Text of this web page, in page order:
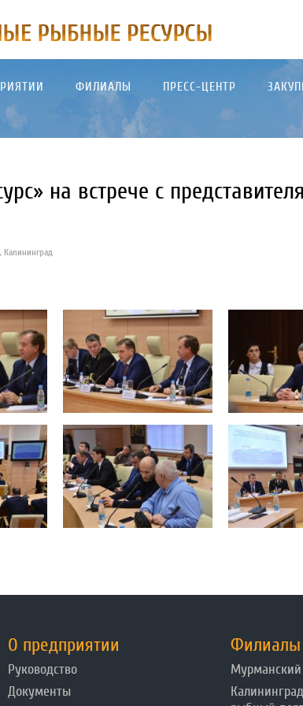
ФИЛИАЛЫ ПРЕСС-ЦЕНТР
на встрече с
Калининград
О предприятии
Руководство
Документы
Филиалы